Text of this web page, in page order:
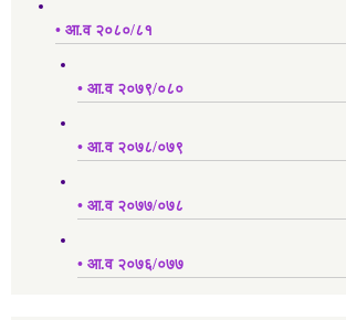
• आ.व २०८०/८१
• आ.व २०७९/०८०
• आ.व २०७८/०७९
• आ.व २०७७/०७८
• आ.व २०७६/०७७